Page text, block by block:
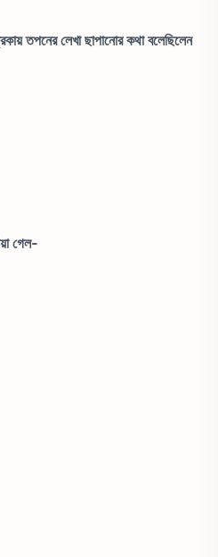
তপনের লেখা ছাপানোর কথা বলেছিলেন
গেল-